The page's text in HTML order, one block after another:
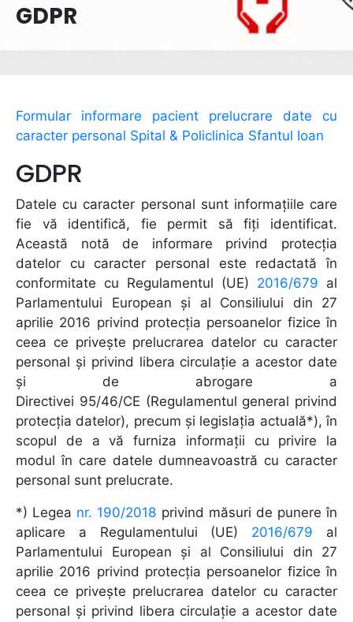
GDPR
Formular informare pacient prelucrare date cu
caracter personal Spital & Policlinica Sfantul Ioan
GDPR
Datele cu caracter personal sunt informațiile care
fie vă identifică, fie permit să fiți identificat.
Această notă de informare privind protecția
datelor cu caracter personal este redactată în
conformitate cu Regulamentul (UE) 2016/679 al
Parlamentului European și al Consiliului din 27
aprilie 2016 privind protecția persoanelor fizice în
ceea ce privește prelucrarea datelor cu caracter
personal și privind libera circulație a acestor date
și de abrogare a
Directivei 95/46/CE (Regulamentul general privind
protecția datelor), precum și legislația actuală*), în
scopul de a vă furniza informații cu privire la
modul în care datele dumneavoastră cu caracter
personal sunt prelucrate.
*) Legea nr. 190/2018 privind măsuri de punere în
aplicare a Regulamentului (UE) 2016/679 al
Parlamentului European și al Consiliului din 27
aprilie 2016 privind protecția persoanelor fizice în
ceea ce privește prelucrarea datelor cu caracter
personal și privind libera circulație a acestor date